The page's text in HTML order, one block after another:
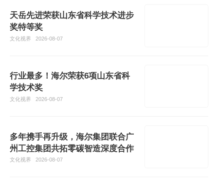
天岳先进荣获山东省科学技术进步
奖特等奖
文化视界 2026-08-07
行业最多！海尔荣获6项山东省科
学技术奖
文化视界 2026-08-07
多年携手再升级，海尔集团联合广
州工控集团共拓零碳智造深度合作
文化视界 2026-08-07